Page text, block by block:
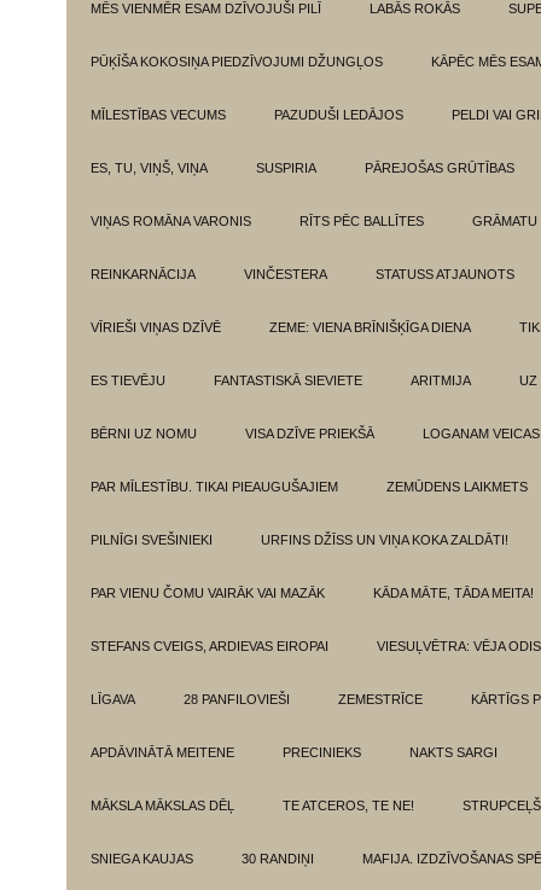
MĒS VIENMĒR ESAM DZĪVOJUŠI PILĪ LABĀS ROKĀS
PŪĶĪŠA KOKOSIŅA PIEDZĪVOJUMI DŽUNGĻOS KĀPĒC MĒS
MĪLESTĪBAS VECUMS PAZUDUŠI LEDĀJOS PELDI VAI
ES, TU, VIŅŠ, VIŅA SUSPIRIA PĀREJOŠAS GRŪTĪBAS
VIŅAS ROMĀNA VARONIS RĪTS PĒC BALLĪTES GRĀMATU
REINKARNĀCIJA VINČESTERA STATUSS ATJAUNOTS
VĪRIEŠI VIŅAS DZĪVĒ ZEME: VIENA BRĪNIŠĶĪGA DIENA
ES TIEVĒJU FANTASTISKĀ SIEVIETE ARITMIJA UZ
BĒRNI UZ NOMU VISA DZĪVE PRIEKŠĀ LOGANAM VEICAS
PAR MĪLESTĪBU. TIKAI PIEAUGUŠAJIEM ZEMŪDENS LAIKMETS
PILNĪGI SVEŠINIEKI URFINS DŽĪSS UN VIŅA KOKA ZALDĀTI!
PAR VIENU ČOMU VAIRĀK VAI MAZĀK KĀDA MĀTE, TĀDA MEITA!
STEFANS CVEIGS, ARDIEVAS EIROPAI VIESUĻVĒTRA: VĒJA
LĪGAVA 28 PANFILOVIEŠI ZEMESTRĪCE KĀRTĪGS
APDĀVINĀTĀ MEITENE PRECINIEKS NAKTS SARGI
MĀKSLA MĀKSLAS DĒĻ TE ATCEROS, TE NE! STRUPCEĻŠ
SNIEGA KAUJAS 30 RANDIŅI MAFIJA. IZDZĪVOŠANAS